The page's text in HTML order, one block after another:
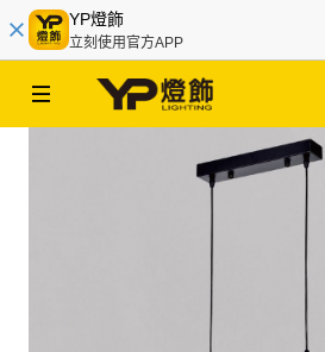
YP燈飾
立刻使用官方APP